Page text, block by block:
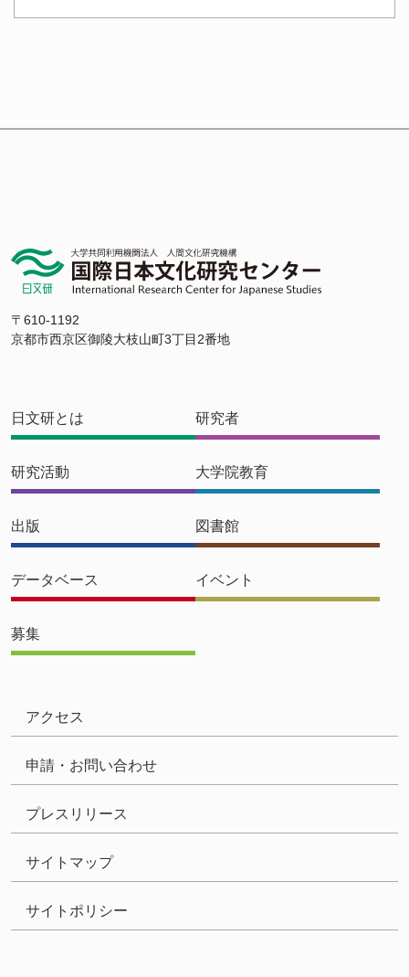
〒610-1192
京都市西京区御陵大枝山町3丁目2番地
日文研とは 研究者
研究活動 大学院教育
出版 図書館
データベース イベント
募集
アクセス
申請・お問い合わせ
プレスリリース
サイトマップ
サイトポリシー